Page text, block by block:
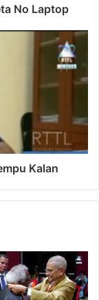
No Laptop
Kalan